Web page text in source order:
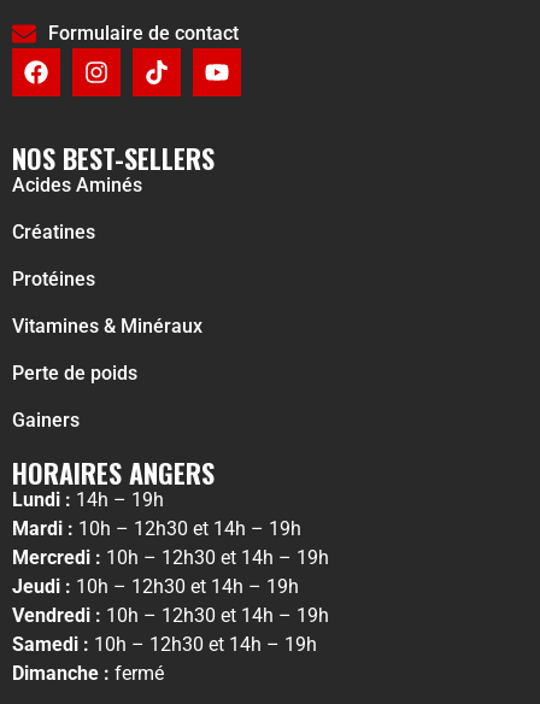
Formulaire de contact
NOS BEST-SELLERS
Acides Aminés
Créatines
Protéines
Vitamines & Minéraux
Perte de poids
Gainers
HORAIRES ANGERS
Lundi : 14h – 19h
Mardi : 10h – 12h30 et 14h – 19h
Mercredi : 10h – 12h30 et 14h – 19h
Jeudi : 10h – 12h30 et 14h – 19h
Vendredi : 10h – 12h30 et 14h – 19h
Samedi : 10h – 12h30 et 14h – 19h
Dimanche : fermé